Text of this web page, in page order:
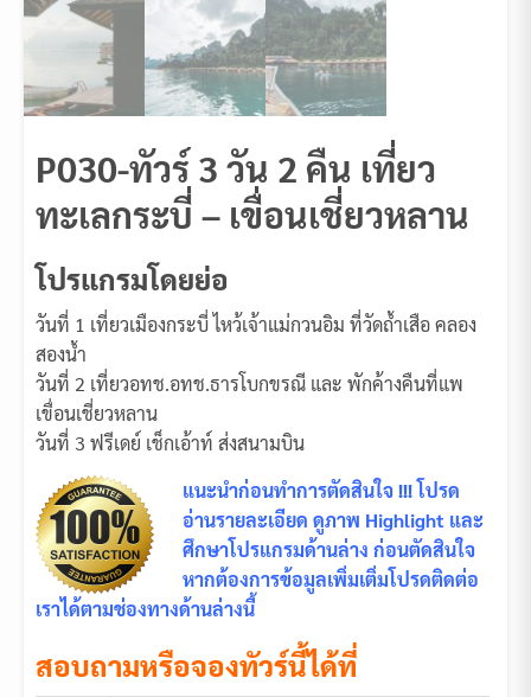
P030-ทัวร์ 3 วัน 2 คืน เที่ยว
ทะเลกระบี่ – เขื่อนเชี่ยวหลาน
โปรแกรมโดยย่อ
วันที่ 1 เที่ยวเมืองกระบี่ ไหว้เจ้าแม่กวนอิม ที่วัดถ้ำเสือ คลอง
สองน้ำ
วันที่ 2 เที่ยวอทช.อทช.ธารโบกขรณี และ พักค้างคืนที่แพ
เขื่อนเชี่ยวหลาน
วันที่ 3 ฟรีเดย์ เช็กเอ้าท์ ส่งสนามบิน
แนะนำก่อนทำการตัดสินใจ !!! โปรด
อ่านรายละเอียด ดูภาพ Highlight และ
ศึกษาโปรแกรมด้านล่าง ก่อนตัดสินใจ
หากต้องการข้อมูลเพิ่มเติ่มโปรดติดต่อ
เราได้ตามช่องทางด้านล่างนี้
สอบถามหรือจองทัวร์นี้ได้ที่